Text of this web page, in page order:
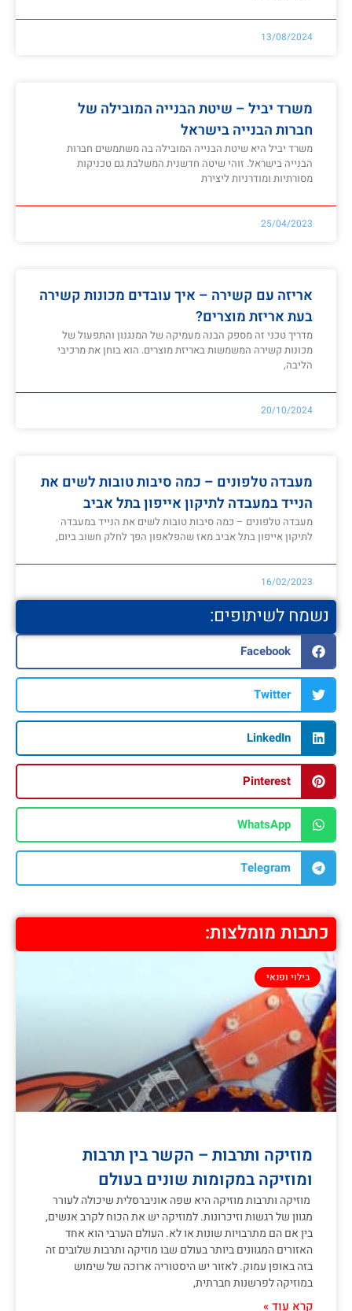
13/08/2024
משרד יביל – שיטת הבנייה המובילה של
חברות הבנייה בישראל
משרד יביל היא שיטת הבנייה המובילה בה משתמשים חברות
הבנייה בישראל. זוהי שיטה חדשנית המשלבת גם טכניקות
מסורתיות ומודרניות ליצירת
25/04/2023
אריזה עם קשירה – איך עובדים מכונות קשירה
בעת אריזת מוצרים?
מדריך טכני זה מספק הבנה מעמיקה של המנגנון והתפעול של
מכונות קשירה המשמשות באריזת מוצרים. הוא בוחן את מרכיבי
הליבה,
20/10/2024
מעבדה טלפונים – כמה סיבות טובות לשים את
הנייד במעבדה לתיקון אייפון בתל אביב
מעבדה טלפונים – כמה סיבות טובות לשים את הנייד במעבדה
לתיקון אייפון בתל אביב מאז שהפלאפון הפך לחלק חשוב ביום,
16/02/2023
נשמח לשיתופים:
Facebook
Twitter
LinkedIn
Pinterest
WhatsApp
Telegram
כתבות מומלצות:
בילוי ופנאי
מוזיקה ותרבות – הקשר בין תרבות
ומוזיקה במקומות שונים בעולם
מוזיקה ותרבות מוזיקה היא שפה אוניברסלית שיכולה לעורר
מגוון של רגשות וזיכרונות. למוזיקה יש את הכוח לקרב אנשים,
בין אם הם מתרבויות שונות או לא. העולם הערבי הוא אחד
האזורים המגוונים ביותר בעולם שבו מוזיקה ותרבות שלובים זה
בזה באופן עמוק. לאזור יש היסטוריה ארוכה של שימוש
במוזיקה לפרשנות חברתית,
קרא עוד »